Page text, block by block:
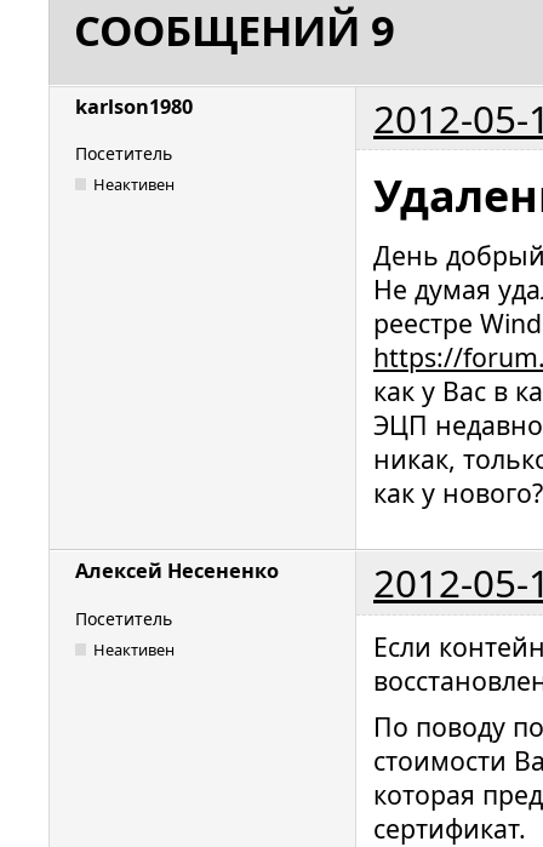
СООБЩЕНИЙ 9
karlson1980 2012-05-
Посетитель
Неактивен
День
Не думая
реестре
https://
как у Вас в
ЭЦП
никак,
как у
Алексей Несененко 2012-05-
Посетитель
Неактивен
Если
По поводу
стоимости
которая
сертификат.